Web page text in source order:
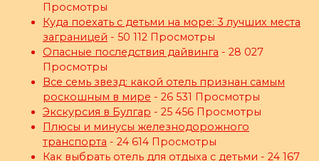
Просмотры
Куда поехать с детьми на море: 3 лучших места
заграницей - 50 112 Просмотры
Опасные последствия дайвинга - 28 027
Просмотры
Все семь звезд: какой отель признан самым
роскошным в мире - 26 531 Просмотры
Экскурсия в Булгар - 25 456 Просмотры
Плюсы и минусы железнодорожного
транспорта - 24 614 Просмотры
Как выбрать отель для отдыха с детьми - 24 167